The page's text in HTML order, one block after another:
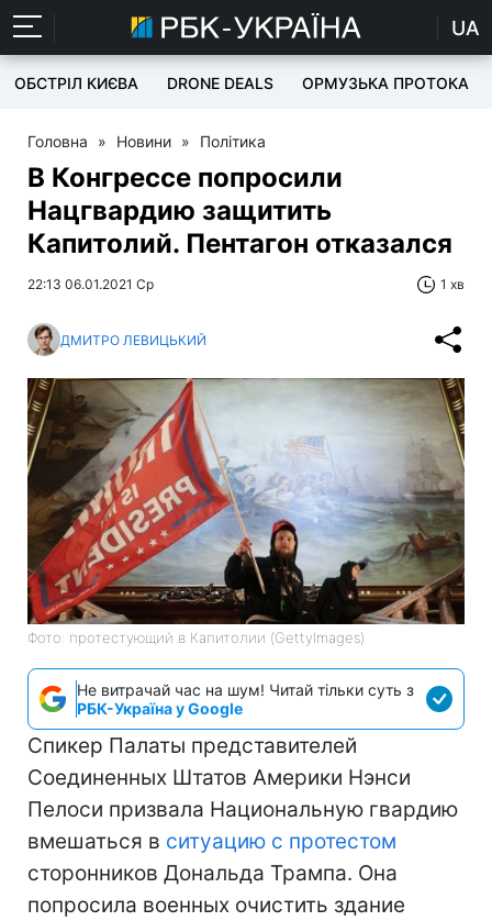
UA
ОБСТРІЛ КИЄВА DRONE DEALS ОРМУЗЬКА ПРОТОКА
Головна » Новини » Політика
В Конгрессе попросили
Нацгвардию защитить
Капитолий. Пентагон отказался
22:13 06.01.2021 Ср 1 хв
ДМИТРО ЛЕВИЦЬКИЙ
Фото: протестующий в Капитолии (GettyImages)
Не витрачай час на шум! Читай тільки суть з
РБК-Україна у Google
Спикер Палаты представителей
Соединенных Штатов Америки Нэнси
Пелоси призвала Национальную гвардию
вмешаться в ситуацию с протестом
сторонников Дональда Трампа. Она
попросила военных очистить здание